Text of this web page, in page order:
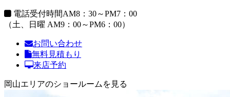
電話受付時間AM8：30～PM7：00
（土、日曜 AM9：00～PM6：00）
お問い合わせ
無料見積もり
来店予約
岡山エリアのショールームを見る